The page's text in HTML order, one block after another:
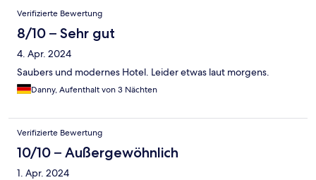
Verifizierte Bewertung
8/10 – Sehr gut
4. Apr. 2024
Saubers und modernes Hotel. Leider etwas laut morgens.
Danny, Aufenthalt von 3 Nächten
Verifizierte Bewertung
10/10 – Außergewöhnlich
1. Apr. 2024